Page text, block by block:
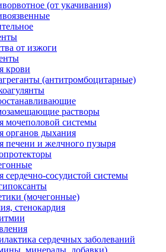
(от укачивания)
от изжоги
крови
(антитромбоцитарные)
растворы
мочеполовой системы
органов дыхания
печени и желчного пузыря
сердечно-сосудистой системы
(мочегонные)
стенокардия
сердечных заболеваний
минералы, добавки)